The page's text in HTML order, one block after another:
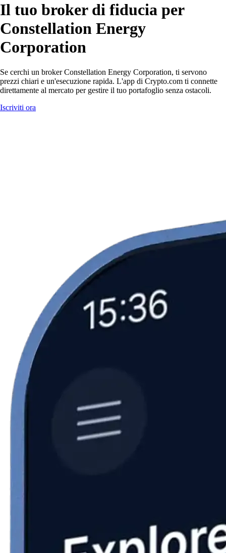
Il tuo broker di fiducia per
Constellation Energy
Corporation
Se cerchi un broker Constellation Energy Corporation, ti servono
prezzi chiari e un'esecuzione rapida. L'app di Crypto.com ti connette
direttamente al mercato per gestire il tuo portafoglio senza ostacoli.
Iscriviti ora